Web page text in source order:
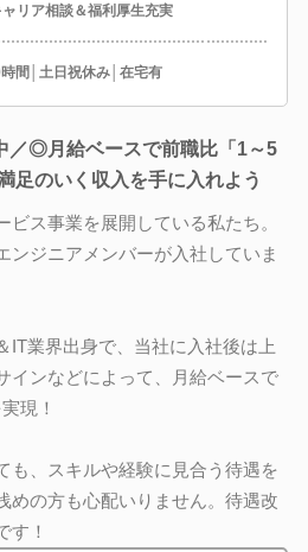
リア相談＆福利厚生充実
間│土日祝休み│在宅有
／◎月給ベースで前職比「1～5
足のいく収入を手に入れよう
ビス事業を展開している私たち。
ンジニアメンバーが入社していま
IT業界出身で、当社に入社後は上
インなどによって、月給ベースで
現！
も、スキルや経験に見合う待遇を
めの方も心配いりません。待遇改
す！